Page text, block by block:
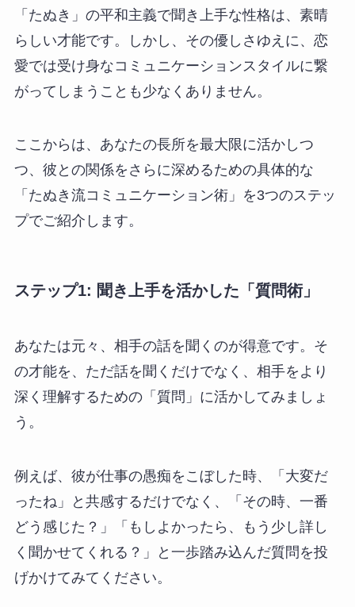
「たぬき」の平和主義で聞き上手な性格は、素晴
らしい才能です。しかし、その優しさゆえに、恋
愛では受け身なコミュニケーションスタイルに繋
がってしまうことも少なくありません。
ここからは、あなたの長所を最大限に活かしつ
つ、彼との関係をさらに深めるための具体的な
「たぬき流コミュニケーション術」を3つのステッ
プでご紹介します。
ステップ1: 聞き上手を活かした「質問術」
あなたは元々、相手の話を聞くのが得意です。そ
の才能を、ただ話を聞くだけでなく、相手をより
深く理解するための「質問」に活かしてみましょ
う。
例えば、彼が仕事の愚痴をこぼした時、「大変だ
ったね」と共感するだけでなく、「その時、一番
どう感じた？」「もしよかったら、もう少し詳し
く聞かせてくれる？」と一歩踏み込んだ質問を投
げかけてみてください。